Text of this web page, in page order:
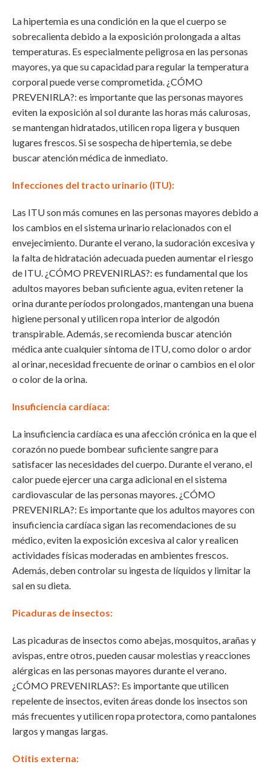
La hipertemia es una condición en la que el cuerpo se
sobrecalienta debido a la exposición prolongada a altas
temperaturas. Es especialmente peligrosa en las personas
mayores, ya que su capacidad para regular la temperatura
corporal puede verse comprometida. ¿CÓMO
PREVENIRLA?: es importante que las personas mayores
eviten la exposición al sol durante las horas más calurosas,
se mantengan hidratados, utilicen ropa ligera y busquen
lugares frescos. Si se sospecha de hipertemia, se debe
buscar atención médica de inmediato.
Infecciones del tracto urinario (ITU):
Las ITU son más comunes en las personas mayores debido a
los cambios en el sistema urinario relacionados con el
envejecimiento. Durante el verano, la sudoración excesiva y
la falta de hidratación adecuada pueden aumentar el riesgo
de ITU. ¿CÓMO PREVENIRLAS?: es fundamental que los
adultos mayores beban suficiente agua, eviten retener la
orina durante períodos prolongados, mantengan una buena
higiene personal y utilicen ropa interior de algodón
transpirable. Además, se recomienda buscar atención
médica ante cualquier síntoma de ITU, como dolor o ardor
al orinar, necesidad frecuente de orinar o cambios en el olor
o color de la orina.
Insuficiencia cardíaca:
La insuficiencia cardíaca es una afección crónica en la que el
corazón no puede bombear suficiente sangre para
satisfacer las necesidades del cuerpo. Durante el verano, el
calor puede ejercer una carga adicional en el sistema
cardiovascular de las personas mayores. ¿CÓMO
PREVENIRLA?: Es importante que los adultos mayores con
insuficiencia cardíaca sigan las recomendaciones de su
médico, eviten la exposición excesiva al calor y realicen
actividades físicas moderadas en ambientes frescos.
Además, deben controlar su ingesta de líquidos y limitar la
sal en su dieta.
Picaduras de insectos:
Las picaduras de insectos como abejas, mosquitos, arañas y
avispas, entre otros, pueden causar molestias y reacciones
alérgicas en las personas mayores durante el verano.
¿CÓMO PREVENIRLAS?: Es importante que utilicen
repelente de insectos, eviten áreas donde los insectos son
más frecuentes y utilicen ropa protectora, como pantalones
largos y mangas largas.
Otitis externa: